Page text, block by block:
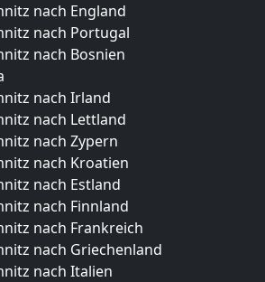
nach England
nach Portugal
nach Bosnien
nach Irland
nach Lettland
nach Zypern
nach Kroatien
nach Estland
nach Finnland
nach Frankreich
nach Griechenland
nach Italien